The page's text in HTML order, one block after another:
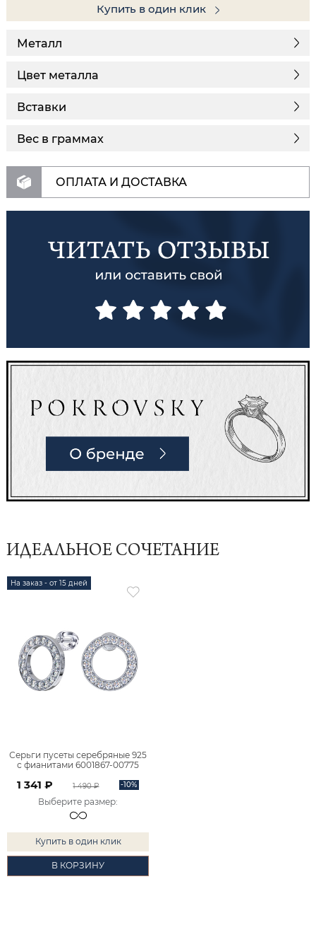
Купить в один клик
Металл
Цвет металла
Вставки
Вес в граммах
ОПЛАТА И ДОСТАВКА
ИДЕАЛЬНОЕ СОЧЕТАНИЕ
На заказ - от 15 дней
Серьги пусеты серебряные 925
с фианитами 6001867-00775
1 341 ₽ 1 490 ₽ -10%
Выберите размер:
Купить в один клик
В КОРЗИНУ